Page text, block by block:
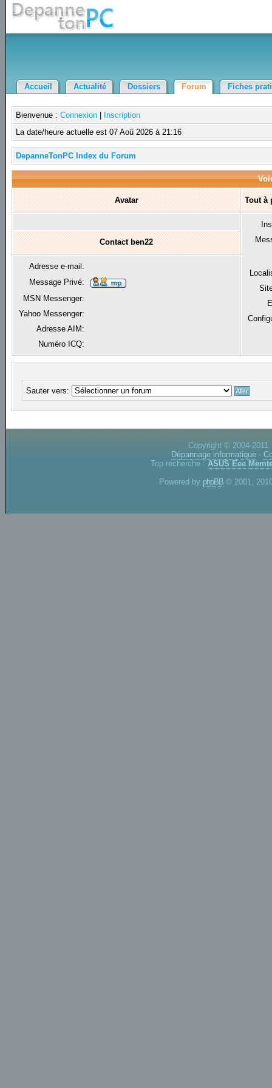
Accueil Actualité Dossiers Forum Fiches
Bienvenue :Connexion
Inscription
La date/heure actuelle est 07 Aoû 2026 à 21:16
DepanneTonPC Index du Forum
Avatar Tout à
Contact ben22
Adresse e-mail:
Message Privé:
MSN Messenger:
Yahoo Messenger:
Adresse AIM:
Numéro ICQ:
Sauter vers:
Copyright © 2004-
Dépannage informatique -
Top recherche : ASUS Eee
Powered by phpBB © 2001,